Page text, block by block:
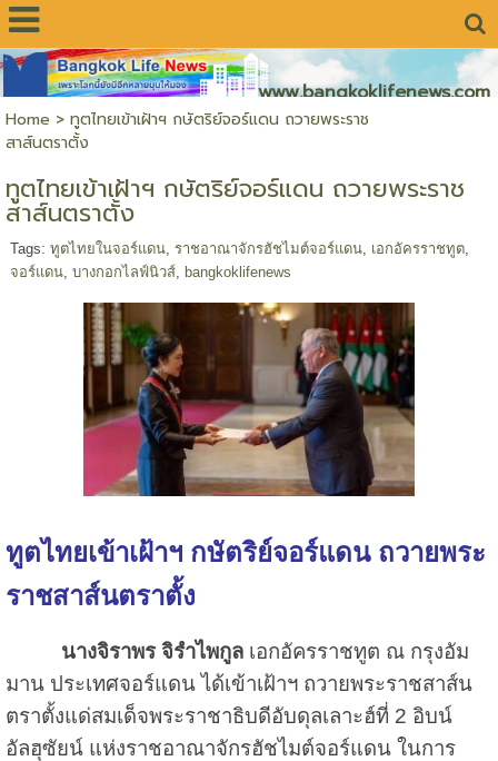
www.bangkoklifenews.com
Home > ทูตไทยเข้าเฝ้าฯ กษัตริย์จอร์แดน ถวายพระราช
สาส์นตราตั้ง
ทูตไทยเข้าเฝ้าฯ กษัตริย์จอร์แดน ถวายพระราช
สาส์นตราตั้ง
Tags: ทูตไทยในจอร์แดน, ราชอาณาจักรฮัชไมต์จอร์แดน, เอกอัครราชทูต,
จอร์แดน, บางกอกไลฟ์นิวส์, bangkoklifenews
ทูตไทยเข้าเฝ้าฯ กษัตริย์จอร์แดน ถวายพระ
ราชสาส์นตราตั้ง
นางจิราพร จิรำไพกูลเอกอัครราชทูต ณ กรุงอัม
มาน ประเทศจอร์แดน ได้เข้าเฝ้าฯ ถวายพระราชสาส์น
ตราตั้งแด่สมเด็จพระราชาธิบดีอับดุลเลาะฮ์ที่ 2 อิบน์
อัลฮุซัยน์ แห่งราชอาณาจักรฮัชไมต์จอร์แดน ในการ